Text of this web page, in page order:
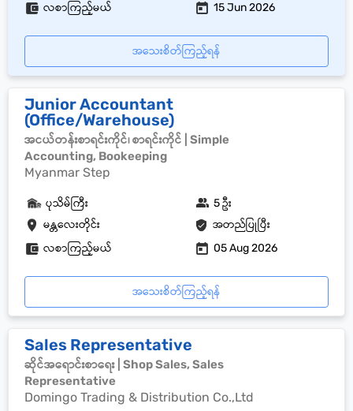
လစာကြည့်မယ် 15 Jun 2026
အသေးစိတ်ကြည့်ရန်
‎Junior Accountant
(Office/Warehouse)
အငယ်တန်းစာရင်းကိုင်၊ စာရင်းကိုင် | Simple
Accounting, Bookeeping
Myanmar Step
မန္တလေးတိုင်း အတည်ပြုပြီး
ပုသိမ်ကြီး 5 ဦး
လစာကြည့်မယ် 05 Aug 2026
အသေးစိတ်ကြည့်ရန်
Sales Representative
ဆိုင်အရောင်းစာရေး | Shop Sales, Sales
Representative
Domingo Trading & Distribution Co.,Ltd